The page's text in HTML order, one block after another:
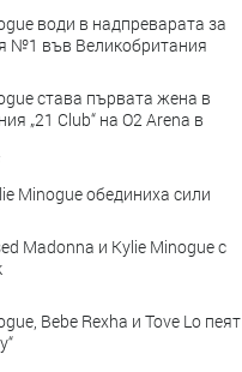
води в надпреварата за
№1 във Великобритания
става първата жена в
„21 Club“ на O2 Arena в
Minogue обединиха сили
Madonna и Kylie Minogue с
Bebe Rexha и Tove Lo пеят